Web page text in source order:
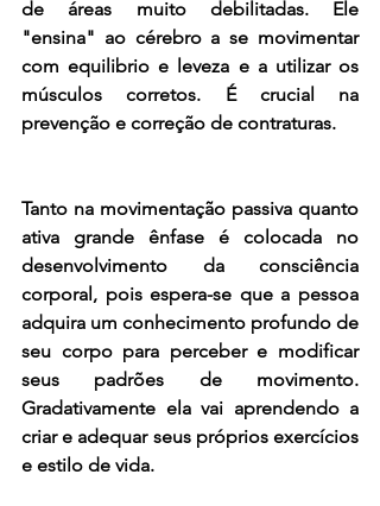
de áreas muito debilitadas. Ele
"ensina" ao cérebro a se movimentar
com equilibrio e leveza e a utilizar os
músculos corretos. É crucial na
prevenção e correção de contraturas.
Tanto na movimentação passiva quanto
ativa grande ênfase é colocada no
desenvolvimento da consciência
corporal, pois espera-se que a pessoa
adquira um conhecimento profundo de
seu corpo para perceber e modificar
seus padrões de movimento.
Gradativamente ela vai aprendendo a
criar e adequar seus próprios exercícios
e estilo de vida.